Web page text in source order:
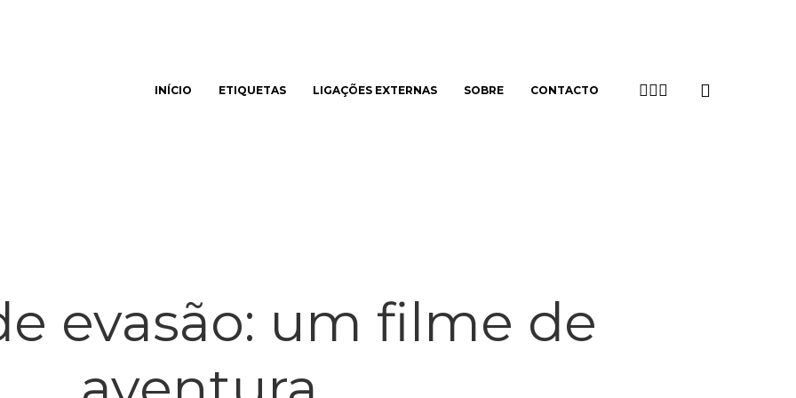
INÍCIO ETIQUETAS LIGAÇÕES EXTERNAS SOBRE CONTACTO TWITTER
LINKEDIN
EMAIL
evasão: um filme de